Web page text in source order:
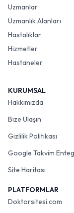
Uzmanlar
Uzmanlık Alanları
Hastalıklar
Hizmetler
Hastaneler
KURUMSAL
Hakkımızda
Bize Ulaşın
Gizlilik Politikası
Google Takvim
Site Haritası
PLATFORMLAR
Doktorsitesi.com